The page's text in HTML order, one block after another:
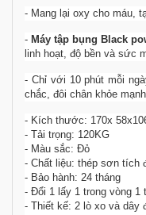
- Mang lại oxy cho máu,
-Máy tập bụng Black
linh hoạt, độ bền và sức
- Chỉ với 10 phút mỗi
chắc, đôi chân khỏe
- Kích thước: 170x
- Tải trọng: 120KG
- Màu sắc: Đỏ
- Chất liệu: thép sơn tích
- Bảo hành: 24 tháng
- Đổi 1 lấy 1 trong vòng 1
- Thiết kế: 2 lò xo và dây